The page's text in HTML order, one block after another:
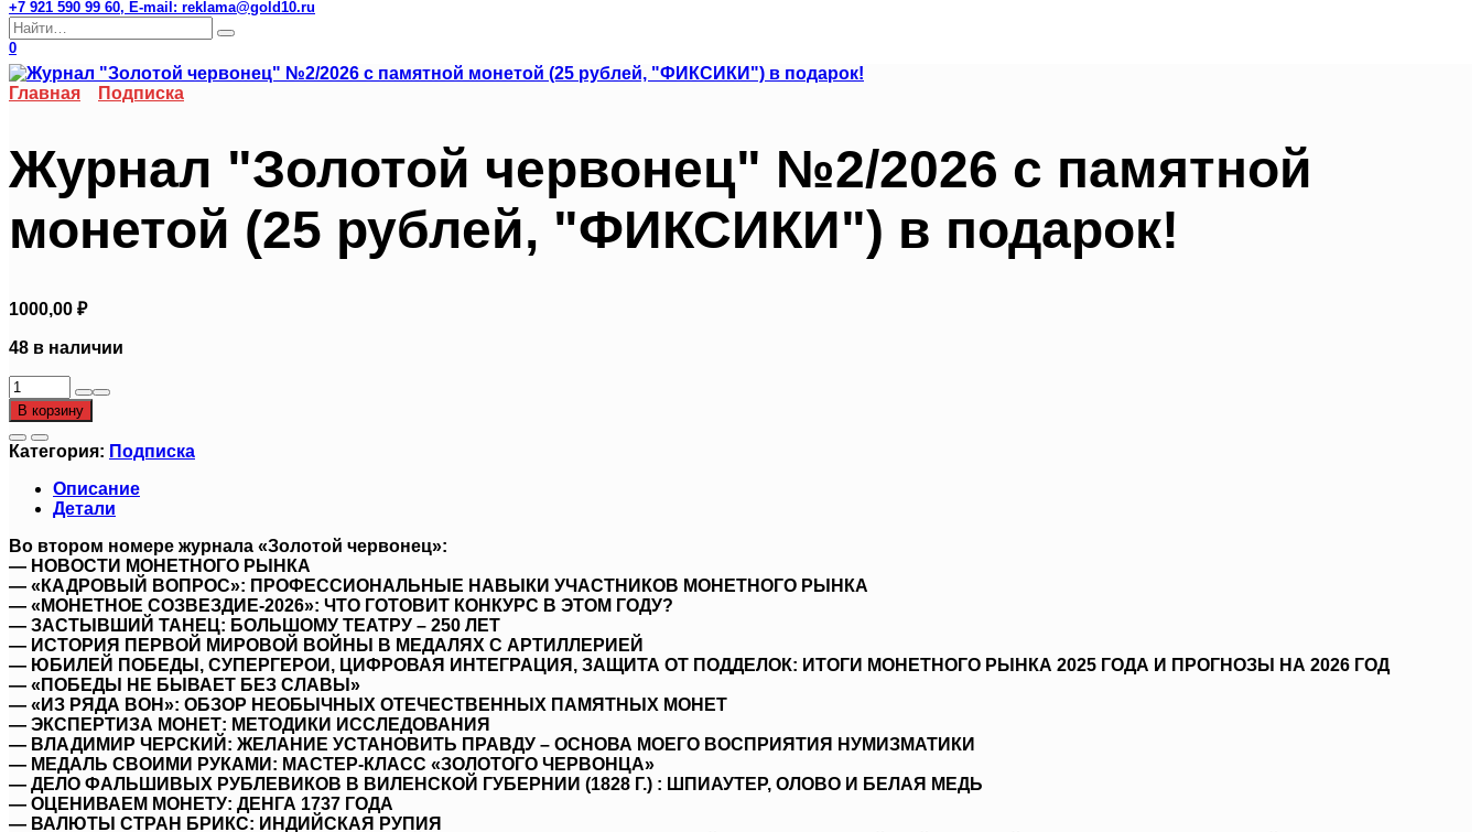
+7 921 590 99 60, E-mail: reklama@gold10.ru
Search
for:
0
Главная Подписка
Журнал "Золотой червонец" №2/2026 с памятной
монетой (25 рублей, "ФИКСИКИ") в подарок!
1000,00 ₽
48 в наличии
Количество
товара
Журнал
"Золотой
червонец"
№2/2026
памятной
монетой
(25
рублей,
"ФИКСИКИ")
в
подарок!
В корзину
Категория: Подписка
Описание
Детали
Во втором номере журнала «Золотой червонец»:
— НОВОСТИ МОНЕТНОГО РЫНКА
— «КАДРОВЫЙ ВОПРОС»: ПРОФЕССИОНАЛЬНЫЕ НАВЫКИ УЧАСТНИКОВ МОНЕТНОГО РЫНКА
— «МОНЕТНОЕ СОЗВЕЗДИЕ-2026»: ЧТО ГОТОВИТ КОНКУРС В ЭТОМ ГОДУ?
— ЗАСТЫВШИЙ ТАНЕЦ: БОЛЬШОМУ ТЕАТРУ – 250 ЛЕТ
— ИСТОРИЯ ПЕРВОЙ МИРОВОЙ ВОЙНЫ В МЕДАЛЯХ С АРТИЛЛЕРИЕЙ
— ЮБИЛЕЙ ПОБЕДЫ, СУПЕРГЕРОИ, ЦИФРОВАЯ ИНТЕГРАЦИЯ, ЗАЩИТА ОТ ПОДДЕЛОК: ИТОГИ МОНЕТНОГО РЫНКА 2025 ГОДА И ПРОГНОЗЫ НА 2026 ГОД
— «ПОБЕДЫ НЕ БЫВАЕТ БЕЗ СЛАВЫ»
— «ИЗ РЯДА ВОН»: ОБЗОР НЕОБЫЧНЫХ ОТЕЧЕСТВЕННЫХ ПАМЯТНЫХ МОНЕТ
— ЭКСПЕРТИЗА МОНЕТ: МЕТОДИКИ ИССЛЕДОВАНИЯ
— ВЛАДИМИР ЧЕРСКИЙ: ЖЕЛАНИЕ УСТАНОВИТЬ ПРАВДУ – ОСНОВА МОЕГО ВОСПРИЯТИЯ НУМИЗМАТИКИ
— МЕДАЛЬ СВОИМИ РУКАМИ: МАСТЕР-КЛАСС «ЗОЛОТОГО ЧЕРВОНЦА»
— ДЕЛО ФАЛЬШИВЫХ РУБЛЕВИКОВ В ВИЛЕНСКОЙ ГУБЕРНИИ (1828 Г.) : ШПИАУТЕР, ОЛОВО И БЕЛАЯ МЕДЬ
— ОЦЕНИВАЕМ МОНЕТУ: ДЕНГА 1737 ГОДА
— ВАЛЮТЫ СТРАН БРИКС: ИНДИЙСКАЯ РУПИЯ